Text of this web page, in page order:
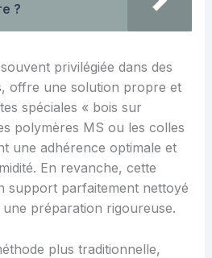
?
privilégiée dans des
offre une solution propre et
spéciales « bois sur
polymères MS ou les colles
une adhérence optimale et
En revanche, cette
support parfaitement nettoyé
préparation rigoureuse.
plus traditionnelle,